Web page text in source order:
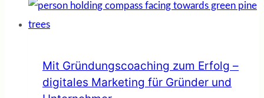
Mit Gründungscoaching zum Erfolg –
digitales Marketing für Gründer und